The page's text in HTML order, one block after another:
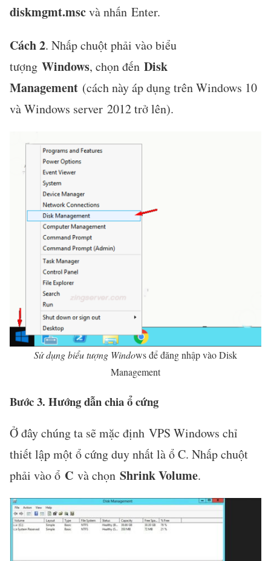
diskmgmt.mscvà nhấn Enter.
Cách 2. Nhấp chuột phải vào biểu
tượng Windows, chọn đến Disk
Management (cách này áp dụng trên Windows 10
và Windows server 2012 trở lên).
Sử dụng biểu tượng Windows để đăng nhập vào Disk
Management
Bước 3. Hướng dẫn chia ổ cứng
Ở đây chúng ta sẽ mặc định VPS Windows chỉ
thiết lập một ổ cứng duy nhất là ổ C. Nhấp chuột
phải vào ổ C và chọn Shrink Volume.